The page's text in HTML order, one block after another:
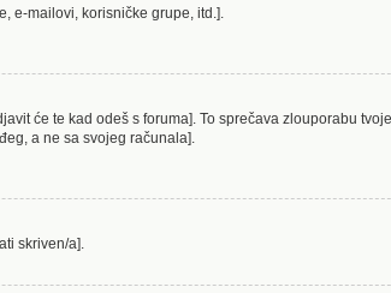
e-mailovi, korisničke grupe, itd.].
će te kad odeš s foruma]. To sprečava zlouporabu
a ne sa svojeg računala].
skriven/a].